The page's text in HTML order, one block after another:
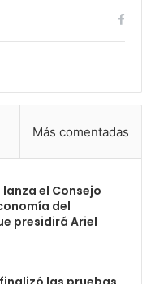
Más comentadas
lanza el Consejo
del
presidirá Ariel